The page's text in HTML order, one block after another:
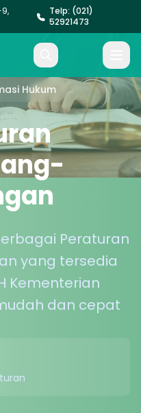
Telp: (021)
52921473
Hukum
Peraturan
yang tersedia
Kementerian
dan cepat